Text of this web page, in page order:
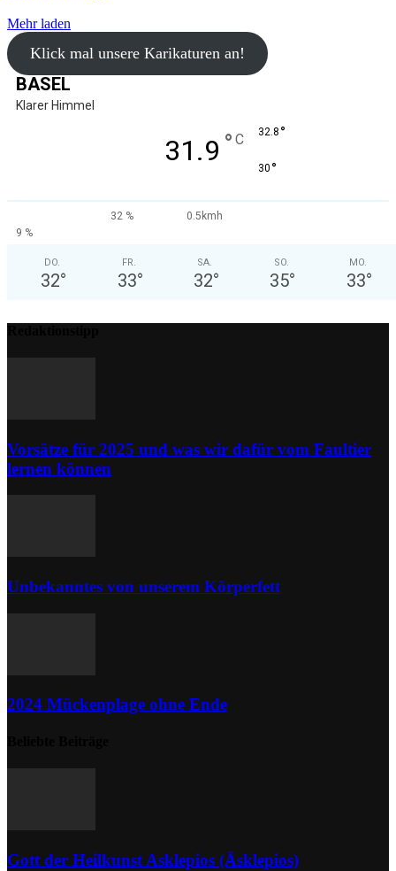
Mehr laden
Klick mal unsere Karikaturen an!
BASEL
Klarer Himmel
31.9 ° C 32.8 °
30 °
32 %
0.5kmh
9 %
DO.
32°
FR.
33°
SA.
32°
SO.
35°
MO.
33°
Vorsätze für 2025 und was wir dafür vom Faultier
lernen können
Unbekanntes von unserem Körperfett
2024 Mückenplage ohne Ende
Gott der Heilkunst Asklepios (Äsklepios)